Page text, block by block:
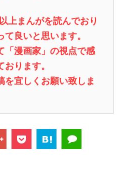
上まんがを読んでおり
て良いと思います。
「漫画家」の視点で感
ります。
を宜しくお願い致しま